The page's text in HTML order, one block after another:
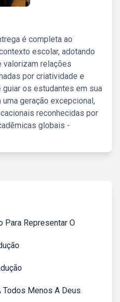
é completa ao
escolar, adotando
valorizam relações
por criatividade e
os estudantes em sua
geração excepcional,
reconhecidas por
globais -
Para Representar O
Todos Menos A Deus